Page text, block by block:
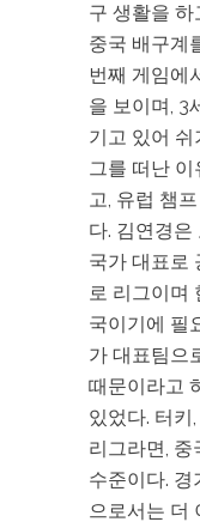
구 생활을 하
중국 배구계
번째 게임에
을 보이며, 3
기고 있어 쉬
그를 떠난
고, 유럽 챔
다. 김연경
국가 대표로
로 리그이며
국이기에 필
가 대표팀으
때문이라고
있었다. 터키
리그라면,
수준이다. 경
으로서는 더